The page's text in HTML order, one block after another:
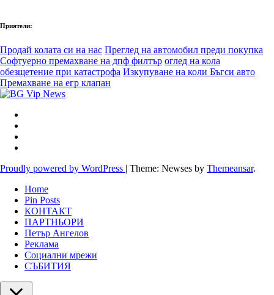
Приятели:
Продай колата си на нас Преглед на автомобил преди покупка
Софтуерно премахване на дпф филтър оглед на кола
обезщетение при катастрофа Изкупуване на коли Бъгси авто
Премахване на егр клапан
Proudly powered by WordPress | Theme: Newses by Themeansar.
Home
Pin Posts
КОНТАКТ
ПАРТНЬОРИ
Петър Ангелов
Реклама
Социални мрежи
СЪБИТИЯ